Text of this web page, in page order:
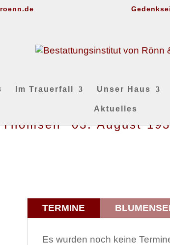
Im Trauerfall Unser Haus
Aktuelles
*03. August
TERMINE
Es wurden noch keine